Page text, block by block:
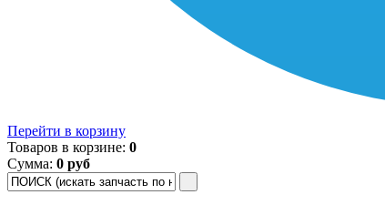
Перейти в корзину
Товаров в корзине: 0
Сумма: 0 руб